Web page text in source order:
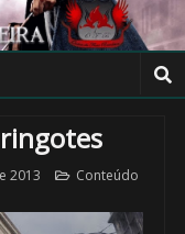
2013
Conteúdo